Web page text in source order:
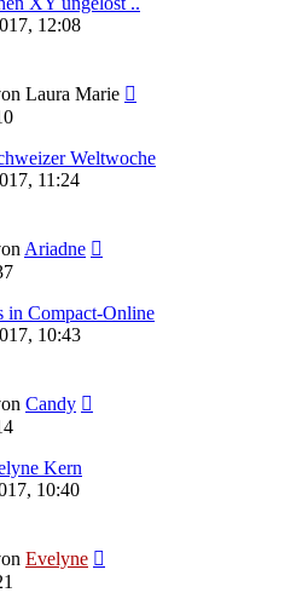
12:08
Laura Marie
Weltwoche
11:24
Ariadne
in Compact-Online
10:43
Candy
Kern
10:40
Evelyne